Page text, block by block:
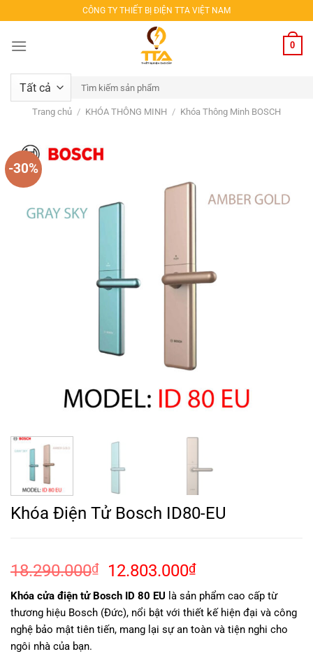
qua
nội
CÔNG TY THIẾT BỊ ĐIỆN TTA VIỆT NAM
0
Tìm
kiếm:
Trang chủ / KHÓA THÔNG MINH / Khóa Thông Minh BOSCH
-30%
Khóa Điện Tử Bosch ID80-EU
18.290.000₫
Giá
gốc
là:
18.290.000₫.
12.803.000₫Giá
hiện
tại
là:
12.803.000₫.
Khóa cửa điện tử Bosch ID 80 EU là sản phẩm cao cấp từ
thương hiệu Bosch (Đức), nổi bật với thiết kế hiện đại và công
nghệ bảo mật tiên tiến, mang lại sự an toàn và tiện nghi cho
ngôi nhà của bạn.